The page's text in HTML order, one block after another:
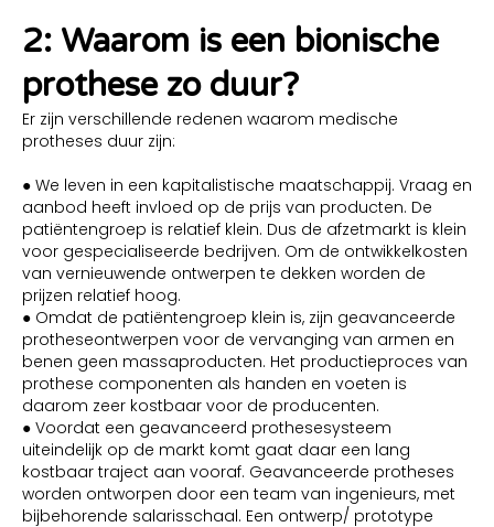
2: Waarom is een bionische
prothese zo duur?
Er zijn verschillende redenen waarom medische
protheses duur zijn:
● We leven in een kapitalistische maatschappij. Vraag en
aanbod heeft invloed op de prijs van producten. De
patiëntengroep is relatief klein. Dus de afzetmarkt is klein
voor gespecialiseerde bedrijven. Om de ontwikkelkosten
van vernieuwende ontwerpen te dekken worden de
prijzen relatief hoog.
● Omdat de patiëntengroep klein is, zijn geavanceerde
protheseontwerpen voor de vervanging van armen en
benen geen massaproducten. Het productieproces van
prothese componenten als handen en voeten is
daarom zeer kostbaar voor de producenten.
● Voordat een geavanceerd prothesesysteem
uiteindelijk op de markt komt gaat daar een lang
kostbaar traject aan vooraf. Geavanceerde protheses
worden ontworpen door een team van ingenieurs, met
bijbehorende salarisschaal. Een ontwerp/ prototype